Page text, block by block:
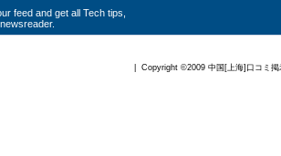
feed and get all Tech tips,
| Copyright ©2009 中国[上海]口コミ掲